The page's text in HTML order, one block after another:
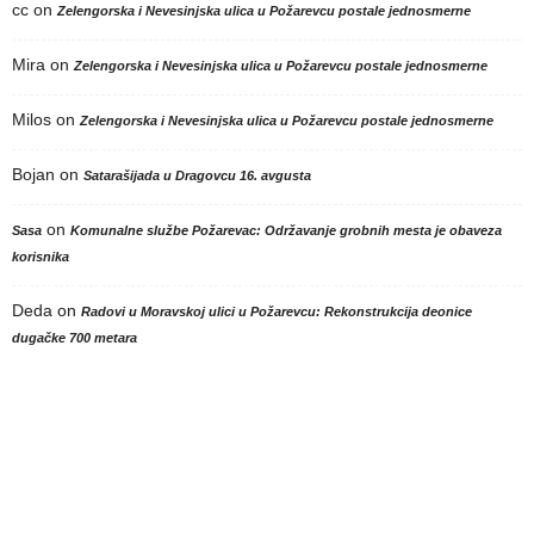
cc on Zelengorska i Nevesinjska ulica u Požarevcu postale jednosmerne
Mira on Zelengorska i Nevesinjska ulica u Požarevcu postale jednosmerne
Milos on Zelengorska i Nevesinjska ulica u Požarevcu postale jednosmerne
Bojan on Satarašijada u Dragovcu 16. avgusta
Sasa on Komunalne službe Požarevac: Održavanje grobnih mesta je obaveza
korisnika
Deda on Radovi u Moravskoj ulici u Požarevcu: Rekonstrukcija deonice
dugačke 700 metara